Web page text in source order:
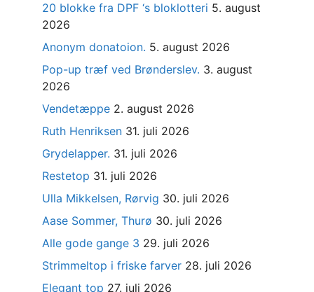
20 blokke fra DPF ‘s bloklotteri 5. august
2026
Anonym donatoion. 5. august 2026
Pop-up træf ved Brønderslev. 3. august
2026
Vendetæppe 2. august 2026
Ruth Henriksen 31. juli 2026
Grydelapper. 31. juli 2026
Restetop 31. juli 2026
Ulla Mikkelsen, Rørvig 30. juli 2026
Aase Sommer, Thurø 30. juli 2026
Alle gode gange 3 29. juli 2026
Strimmeltop i friske farver 28. juli 2026
Elegant top 27. juli 2026